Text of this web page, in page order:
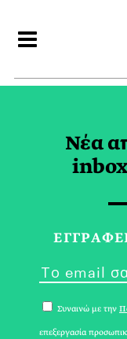
Νέα
Συναινώ με την
επεξεργασία